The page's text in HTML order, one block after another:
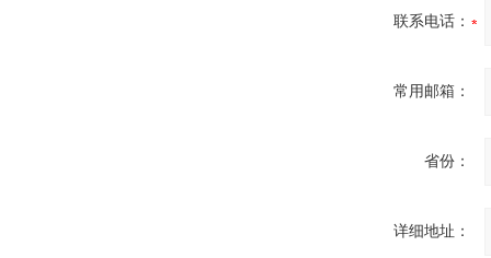
联系电话：
常用邮箱：
省份：
详细地址：